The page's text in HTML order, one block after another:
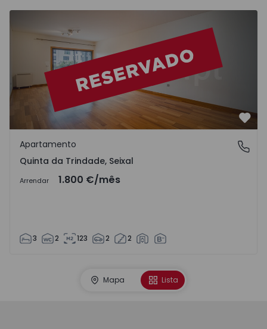
Quinta da Trindade, Seixal
Apartamento
Quinta da Trindade, Seixal
Arrendar 1.800 €/mês
3 2 123 2 2
Mapa Lista